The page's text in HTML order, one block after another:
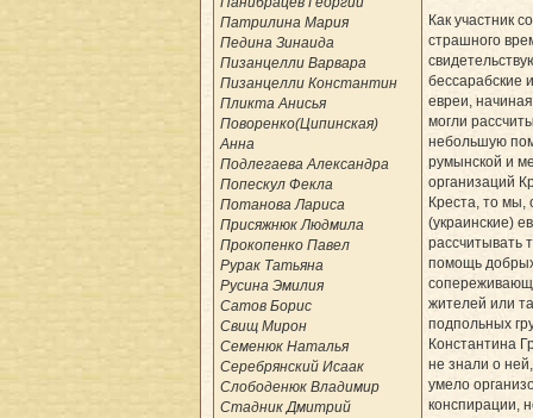
Патрилина Мария
Педина Зинаида
Пизанцелли Варвара
Пизанцелли Константин
Пликта Анисья
Поворенко(Ципинская)
Анна
Подлегаева Александра
Попескул Фекла
Потанова Лариса
Присяжнюк Людмила
Прокопенко Павел
Рурак Татьяна
Русина Эмилия
Сатов Борис
Свищ Мирон
Семенюк Наталья
Серебрянский Исаак
Слободенюк Владимир
Стадник Дмитрий
Как участник
страшного
бессараб­ские
евреи,
могли
небольшую
румынской и
организаций
Креста, то мы,
(украинские)
рассчитывать
помощь
жителей или
подпольных
Константина
не знали о
умело
конспирации,